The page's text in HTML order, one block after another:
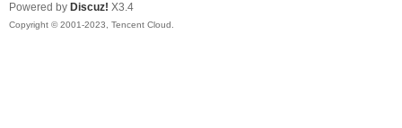
Powered by Discuz! X3.4
Copyright © 2001-2023, Tencent Cloud.